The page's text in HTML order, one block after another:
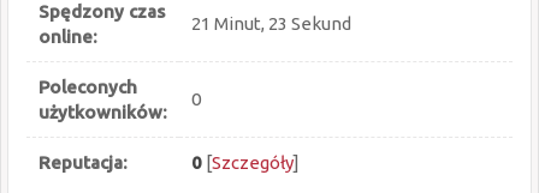
Spędzony czas
online:
21 Minut, 23 Sekund
Poleconych
użytkowników:
0
Reputacja: 0 [Szczegóły]